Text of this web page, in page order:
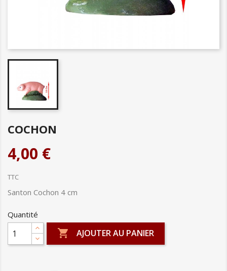
COCHON
4,00 €
TTC
Santon Cochon 4 cm
Quantité
 AJOUTER AU PANIER